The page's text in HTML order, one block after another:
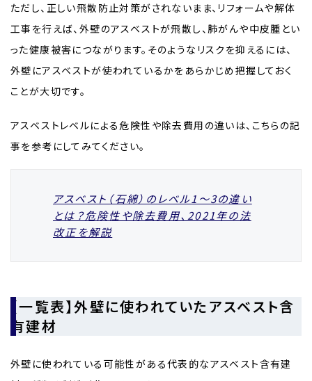
ただし、正しい飛散防止対策がされないまま、リフォームや解体
工事を行えば、外壁のアスベストが飛散し、肺がんや中皮腫とい
った健康被害につながります。そのようなリスクを抑えるには、
外壁にアスベストが使われているかをあらかじめ把握しておく
ことが大切です。
アスベストレベルによる危険性や除去費用の違いは、こちらの記
事を参考にしてみてください。
アスベスト（石綿）のレベル1〜3の違い
とは？危険性や除去費用、2021年の法
改正を解説
【一覧表】外壁に使われていたアスベスト含
有建材
外壁に使われている可能性がある代表的なアスベスト含有建